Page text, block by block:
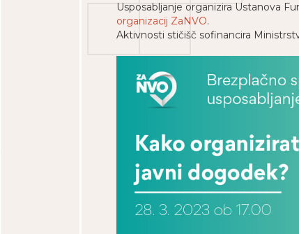
Usposabljanje organizira Ustanova
organizacij ZaNVO.
Aktivnosti stičišč sofinancira